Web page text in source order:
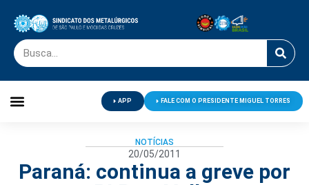
APP FALE COM O PRESIDENTE MIGUEL TORRES
NOTÍCIAS
20/05/2011
Paraná: continua a greve por